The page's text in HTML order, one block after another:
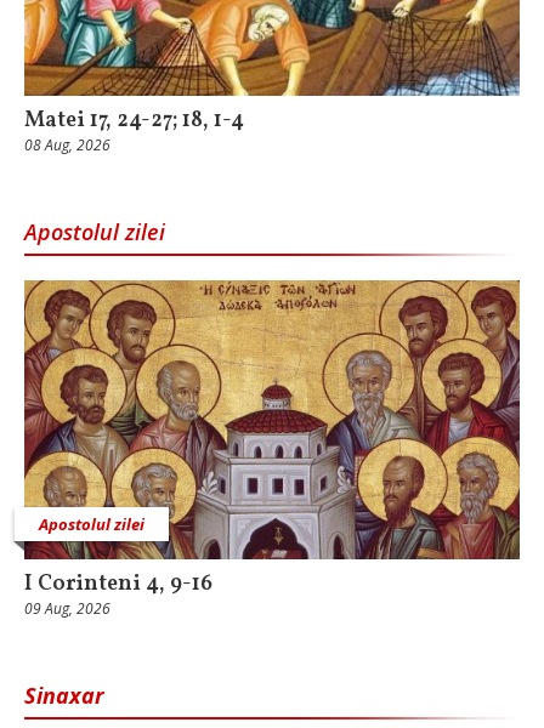
Matei 17, 24-27; 18, 1-4
08 Aug, 2026
Apostolul zilei
Apostolul zilei
I Corinteni 4, 9-16
09 Aug, 2026
Sinaxar